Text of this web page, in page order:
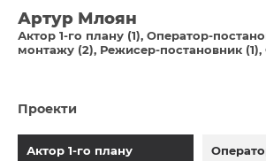
Артур Млоян
Актор 1-го плану (1) Оператор-
монтажу (2) Режисер-постановник (1)
Проекти
Актор 1-го плану